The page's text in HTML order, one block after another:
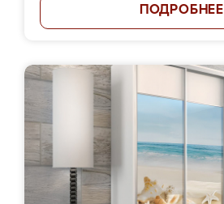
ПОДРОБНЕЕ